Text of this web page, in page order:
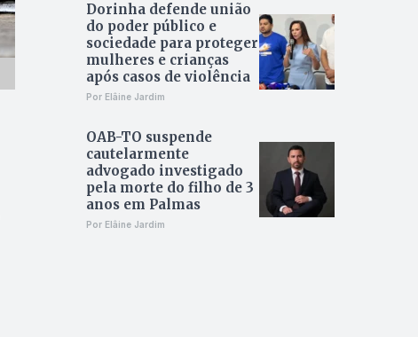
Dorinha defende união
do poder público e
sociedade para proteger
mulheres e crianças
após casos de violência
Por Elâine Jardim
OAB-TO suspende
cautelarmente
advogado investigado
pela morte do filho de 3
anos em Palmas
Por Elâine Jardim